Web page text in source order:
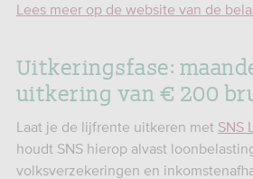
Lees meer op de website van de
Uitkeringsfase:
uitkering van € 200
Laat je de lijfrente uitkeren met SNS
houdt SNS hierop alvast
volksverzekeringen en